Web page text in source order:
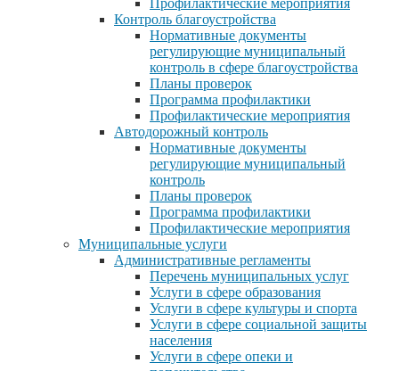
Профилактические мероприятия
Контроль благоустройства
Нормативные документы
регулирующие муниципальный
контроль в сфере благоустройства
Планы проверок
Программа профилактики
Профилактические мероприятия
Автодорожный контроль
Нормативные документы
регулирующие муниципальный
контроль
Планы проверок
Программа профилактики
Профилактические мероприятия
Муниципальные услуги
Административные регламенты
Перечень муниципальных услуг
Услуги в сфере образования
Услуги в сфере культуры и спорта
Услуги в сфере социальной защиты
населения
Услуги в сфере опеки и